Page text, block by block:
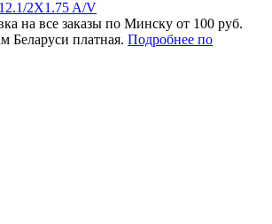
на все заказы по Минску от 100 руб.
Беларуси платная. Подробнее по